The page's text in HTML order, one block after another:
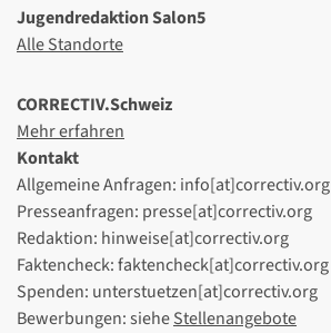
Jugendredaktion Salon5
Alle Standorte
CORRECTIV.Schweiz
Mehr erfahren
Kontakt
Allgemeine Anfragen: info[at]correctiv.org
Presseanfragen: presse[at]correctiv.org
Redaktion: hinweise[at]correctiv.org
Faktencheck: faktencheck[at]correctiv.org
Spenden: unterstuetzen[at]correctiv.org
Bewerbungen: sieheStellenangebote